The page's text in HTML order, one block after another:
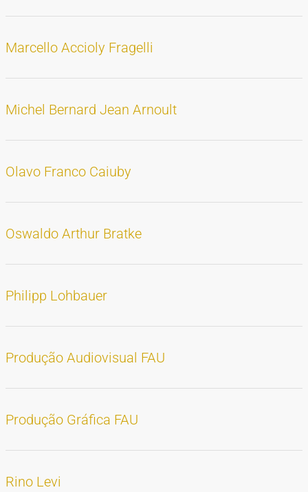
Marcello Accioly Fragelli
Michel Bernard Jean Arnoult
Olavo Franco Caiuby
Oswaldo Arthur Bratke
Philipp Lohbauer
Produção Audiovisual FAU
Produção Gráfica FAU
Rino Levi